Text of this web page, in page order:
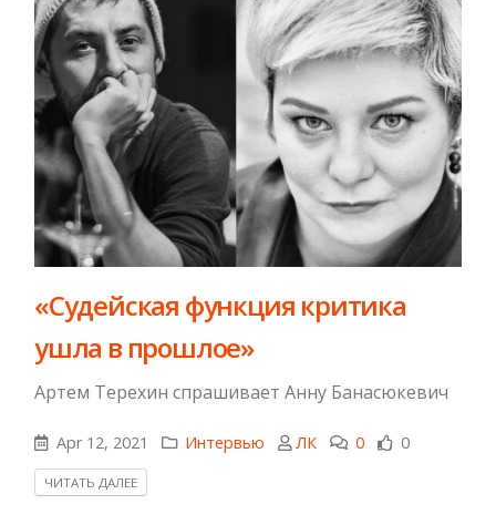
«Судейская функция критика
ушла в прошлое»
Артем Терехин спрашивает Анну Банасюкевич
Apr 12, 2021 Интервью ЛК 0 0
ЧИТАТЬ ДАЛЕЕ